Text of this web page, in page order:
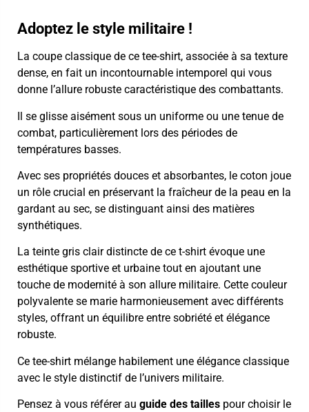
Adoptez le style militaire !
La coupe classique de ce tee-shirt, associée à sa texture
dense, en fait un incontournable intemporel qui vous
donne l’allure robuste caractéristique des combattants.
Il se glisse aisément sous un uniforme ou une tenue de
combat, particulièrement lors des périodes de
températures basses.
Avec ses propriétés douces et absorbantes, le coton joue
un rôle crucial en préservant la fraîcheur de la peau en la
gardant au sec, se distinguant ainsi des matières
synthétiques.
La teinte gris clair distincte de ce t-shirt évoque une
esthétique sportive et urbaine tout en ajoutant une
touche de modernité à son allure militaire. Cette couleur
polyvalente se marie harmonieusement avec différents
styles, offrant un équilibre entre sobriété et élégance
robuste.
Ce tee-shirt mélange habilement une élégance classique
avec le style distinctif de l’univers militaire.
Pensez à vous référer au guide des tailles pour choisir le